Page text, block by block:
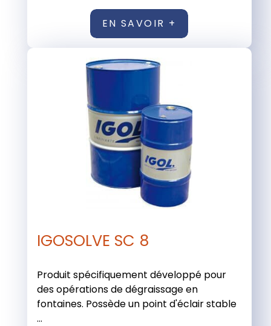
EN SAVOIR +
IGOSOLVE SC 8
Produit spécifiquement développé pour
des opérations de dégraissage en
fontaines. Possède un point d'éclair stable
...